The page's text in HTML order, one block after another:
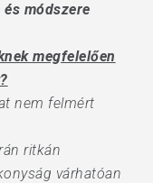
módszere
megfelelően
nem felmért
ritkán
várhatóan